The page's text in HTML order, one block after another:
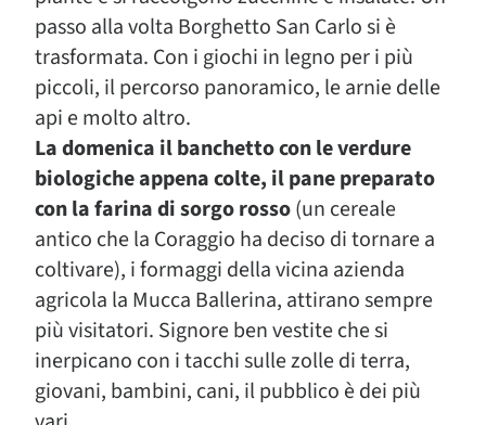
passo alla volta Borghetto San Carlo si è
trasformata. Con i giochi in legno per i più
piccoli, il percorso panoramico, le arnie delle
api e molto altro.
La domenica il banchetto con le verdure
biologiche appena colte, il pane preparato
con la farina di sorgo rosso(un cereale
antico che la Coraggio ha deciso di tornare a
coltivare), i formaggi della vicina azienda
agricola la Mucca Ballerina, attirano sempre
più visitatori. Signore ben vestite che si
inerpicano con i tacchi sulle zolle di terra,
giovani, bambini, cani, il pubblico è dei più